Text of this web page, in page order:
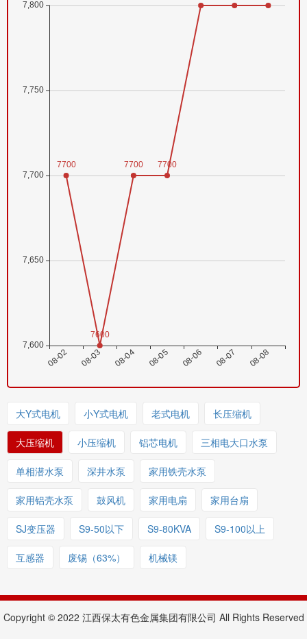
大Y式电机 小Y式电机 老式电机 长压缩机
大压缩机 小压缩机 铝芯电机 三相电大口水泵
单相潜水泵 深井水泵 家用铁壳水泵
家用铝壳水泵 鼓风机 家用电扇 家用台扇
SJ变压器 S9-50以下 S9-80KVA S9-100以上
互感器 废锡（63%） 机械镁
Copyright © 2022 江西保太有色金属集团有限公司 All Rights Reserved